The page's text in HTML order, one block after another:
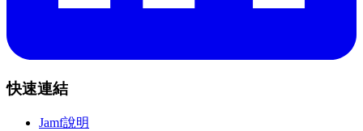
快速連結
Jamf說明